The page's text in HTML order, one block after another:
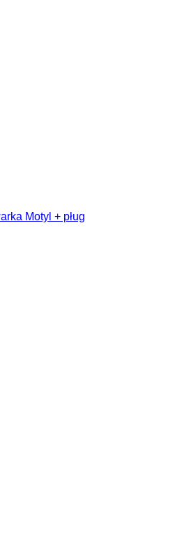
Motyl + pług